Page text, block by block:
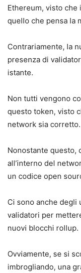
Ethereum, visto che
quello che pensa la
Contrariamente, la
presenza di
istante.
Non tutti vengono
questo token, visto
network sia corretto.
Nonostante questo,
all’interno del
un codice open
Ci sono anche degli
validatori per
nuovi blocchi rollup.
Ovviamente, se si
imbrogliando, una